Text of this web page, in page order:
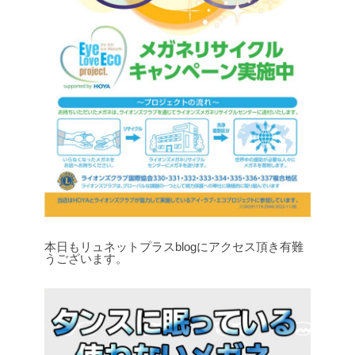
本日もリュネットプラスblogにアクセス頂き有難
うございます。